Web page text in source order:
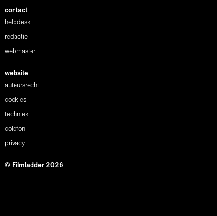
contact
helpdesk
redactie
webmaster
website
auteursrecht
cookies
techniek
colofon
privacy
© Filmladder 2026